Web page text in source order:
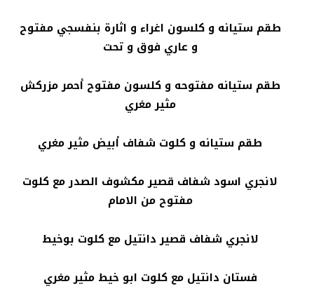
طقم ستيانه و كلسون اغراء و اثارة بنفسجي مفتوح
و عاري فوق و تحت
طقم ستيانه مفتوحه و كلسون مفتوح أحمر مزركش
مثير مغري
طقم ستيانه و كلوت شفاف أبيض مثير مغري
لانجري اسود شفاف قصير مكشوف الصدر مع كلوت
مفتوح من الامام
لانجري شفاف قصير دانتيل مع كلوت بوخيط
فستان دانتيل مع كلوت ابو خيط مثير مغري